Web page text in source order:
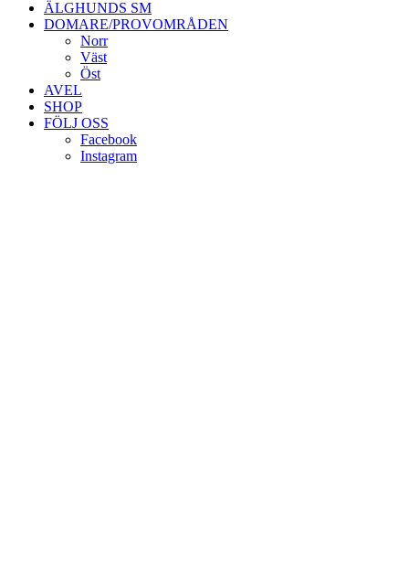
ÄLGHUNDS SM
DOMARE/PROVOMRÅDEN
Norr
Väst
Öst
AVEL
SHOP
FÖLJ OSS
Facebook
Instagram